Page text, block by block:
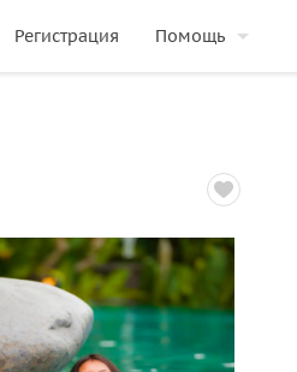
Регистрация Помощь